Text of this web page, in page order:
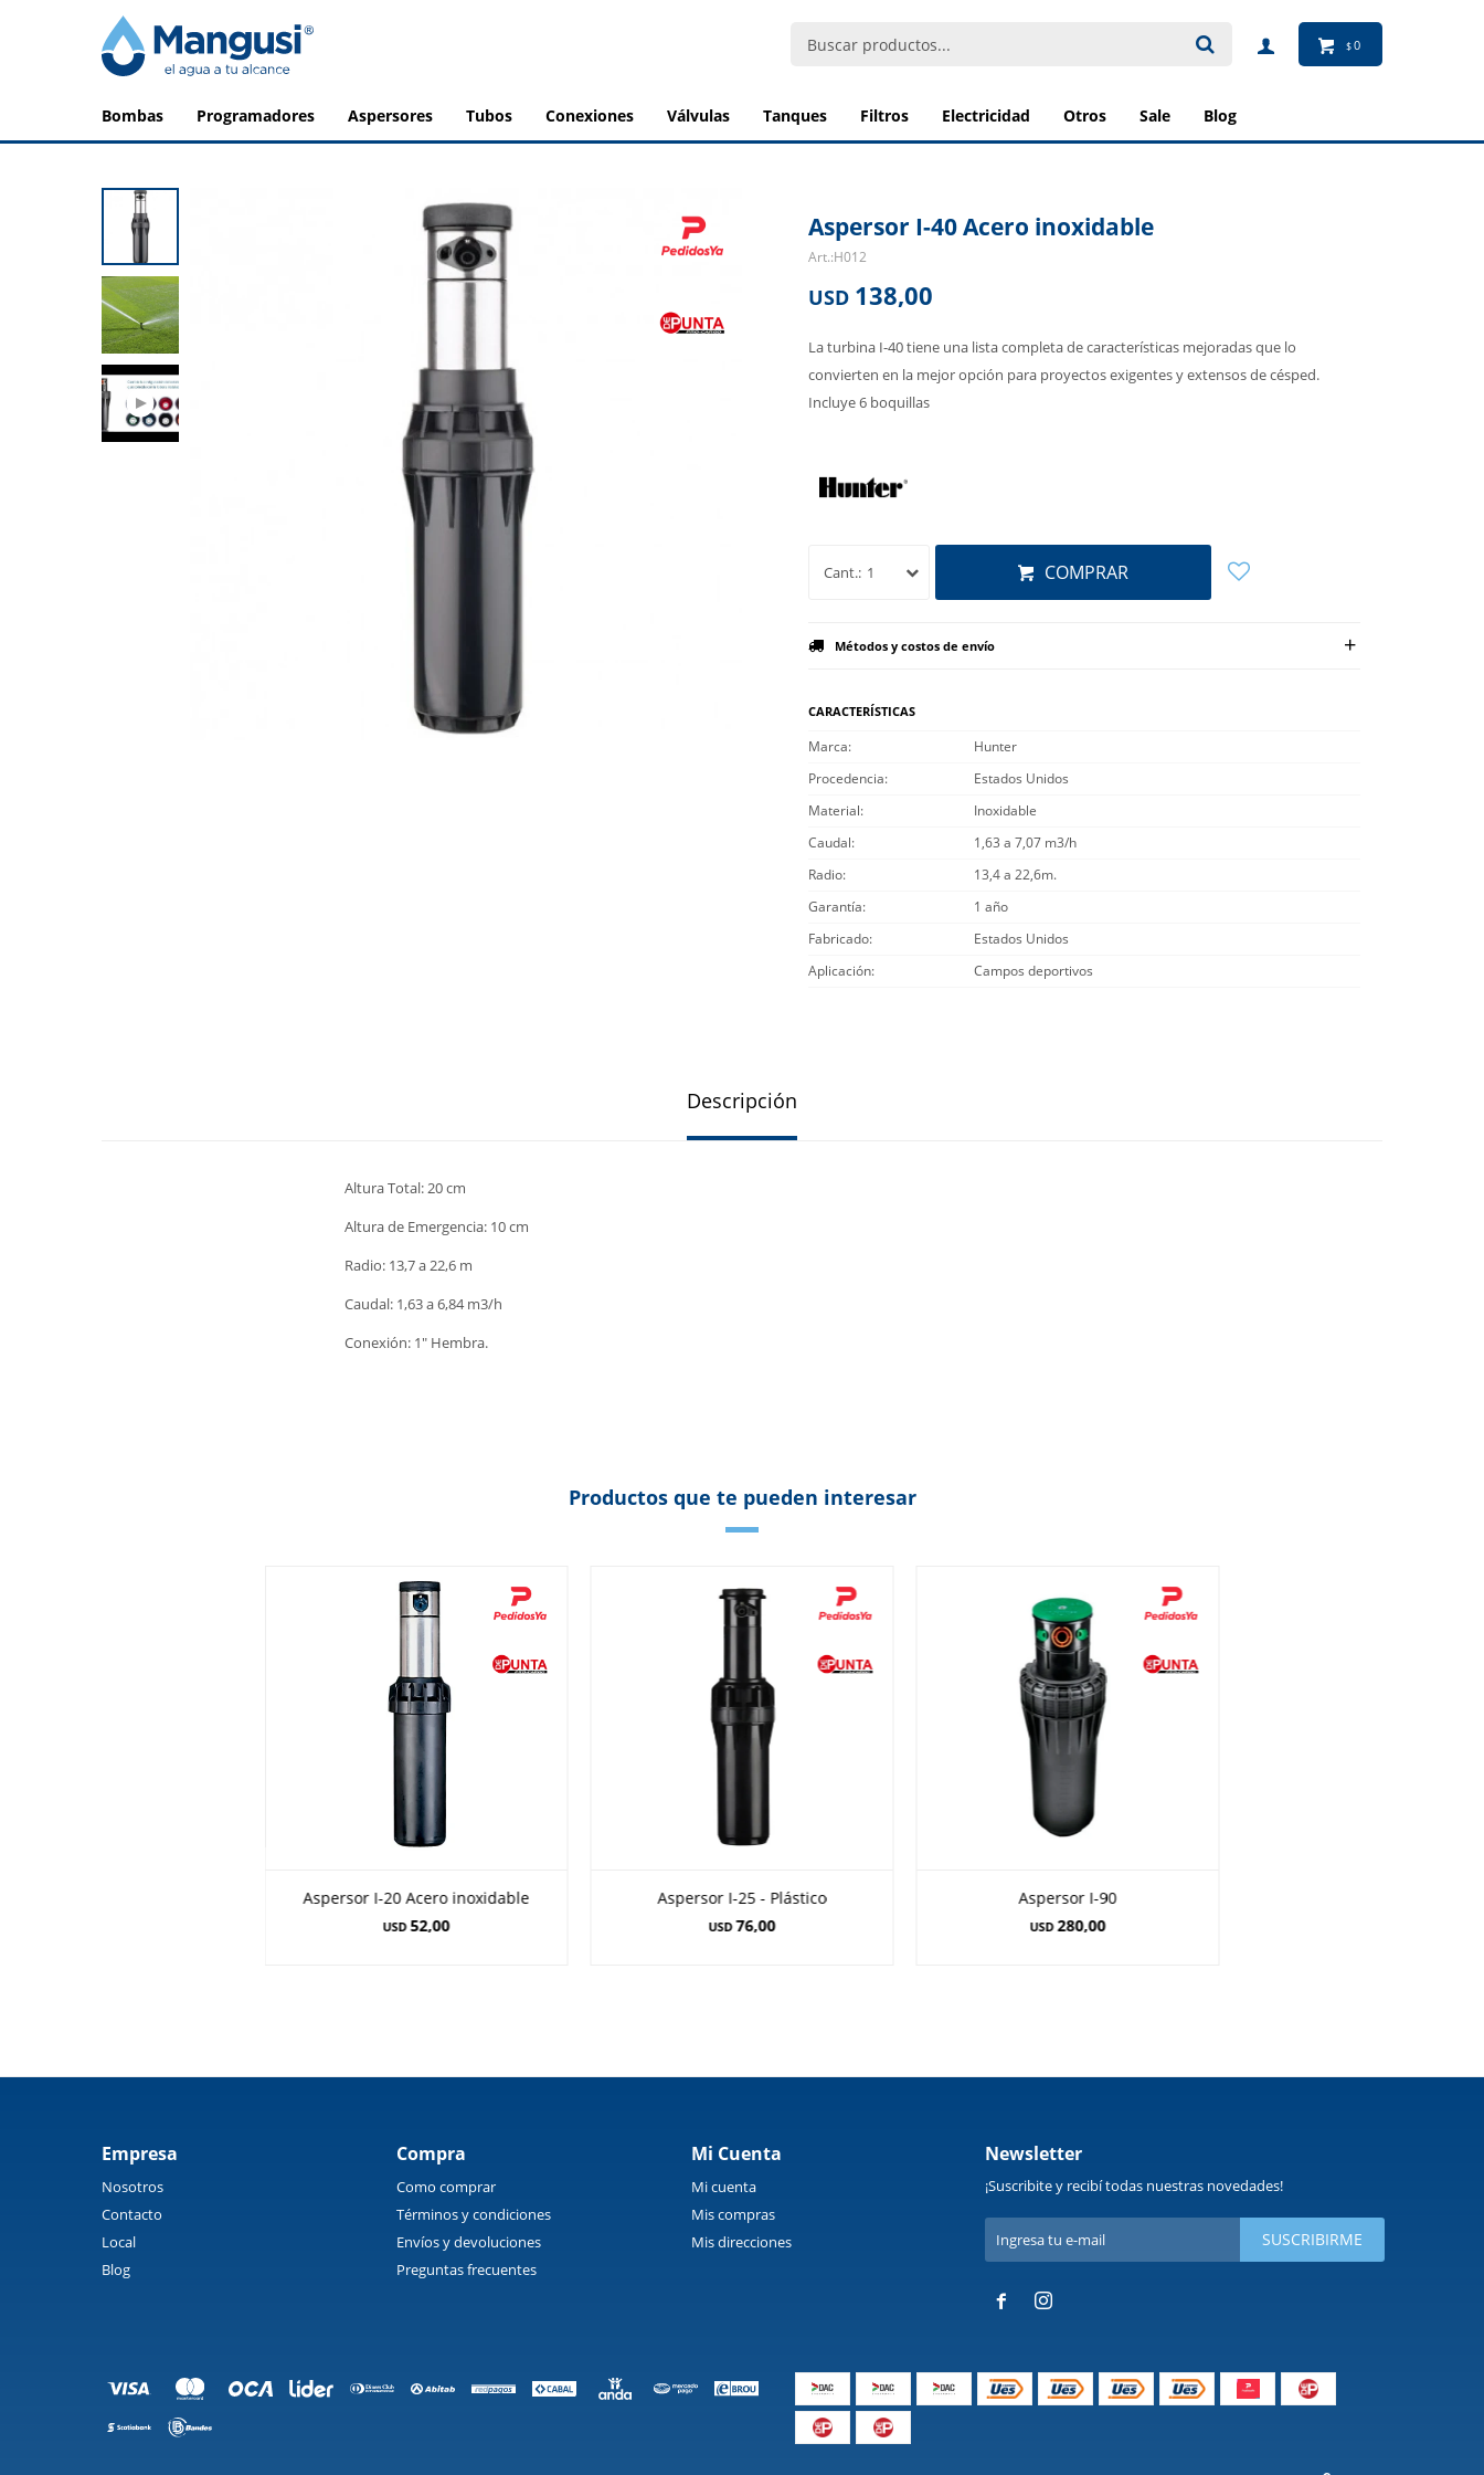
bombas programadores aspersores tubos conexiones válvulas tanques filtros electricidad otros sale blog
$0
Aspersor I-40 Acero inoxidable
H012
USD 138,00
La turbina I-40 tiene una lista completa de características mejoradas que lo
convierten en la mejor opción para proyectos exigentes y extensos de césped.
Incluye 6 boquillas
1 COMPRAR
Métodos y costos de envío
CARACTERÍSTICAS
Marca
Hunter
Procedencia
Estados Unidos
Material
Inoxidable
Caudal
1,63 a 7,07 m3/h
Radio
13,4 a 22,6m.
Garantía
1 año
Fabricado
Estados Unidos
Aplicación
Campos deportivos
Descripción
Altura Total: 20 cm
Altura de Emergencia: 10 cm
Radio: 13,7 a 22,6 m
Caudal: 1,63 a 6,84 m3/h
Conexión: 1" Hembra.
Productos que te pueden interesar
Aspersor I-20 Acero inoxidable
USD 52,00
Aspersor I-25 - Plástico
USD 76,00
Aspersor I-90
USD 280,00
Empresa
Nosotros
Contacto
Local
Blog
Compra
Como comprar
Términos y condiciones
Envíos y devoluciones
Preguntas frecuentes
Mi Cuenta
Mi cuenta
Mis compras
Mis direcciones
Newsletter
¡Suscribite y recibí todas nuestras novedades!
SUSCRIBIRME
 